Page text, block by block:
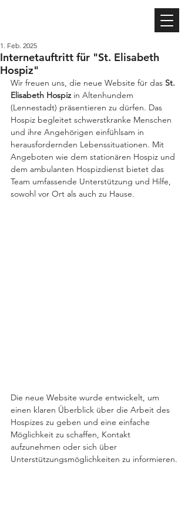
Internetauftritt für "St. Elisabeth
Hospiz"
1. Feb. 2025
Wir freuen uns, die neue Website für das St.
Elisabeth Hospiz in Altenhundem
(Lennestadt) präsentieren zu dürfen. Das
Hospiz begleitet schwerstkranke Menschen
und ihre Angehörigen einfühlsam in
herausfordernden Lebenssituationen. Mit
Angeboten wie dem stationären Hospiz und
dem ambulanten Hospizdienst bietet das
Team umfassende Unterstützung und Hilfe,
sowohl vor Ort als auch zu Hause.
Die neue Website wurde entwickelt, um
einen klaren Überblick über die Arbeit des
Hospizes zu geben und eine einfache
Möglichkeit zu schaffen, Kontakt
aufzunehmen oder sich über
Unterstützungsmöglichkeiten zu informieren.